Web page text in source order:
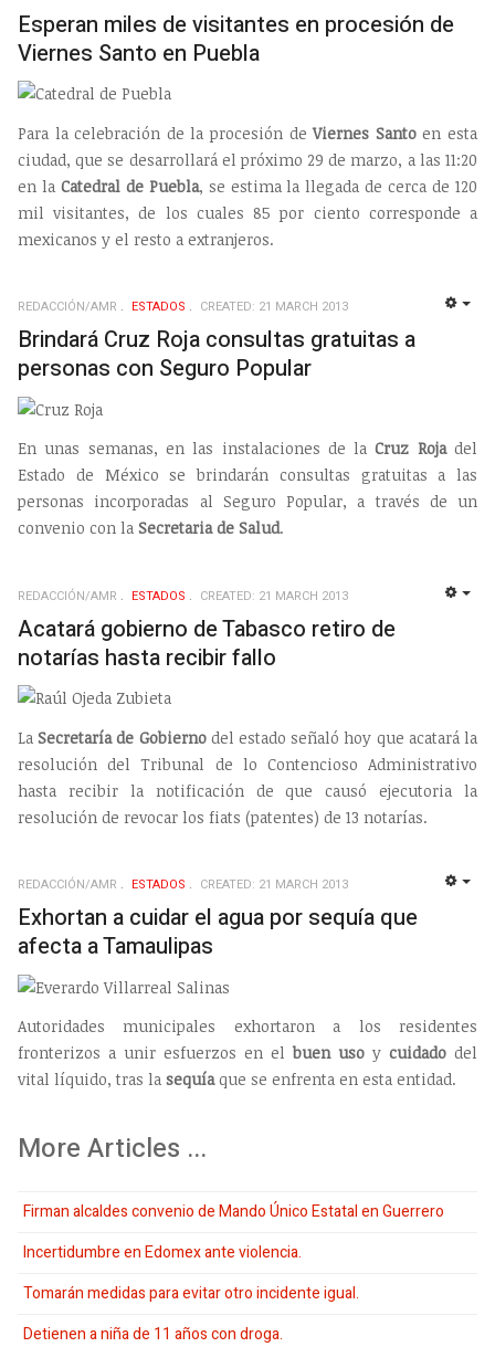
Esperan miles de visitantes en procesión de
Viernes Santo en Puebla
Para la celebración de la procesión deViernes Santoen esta
ciudad, que se desarrollará el próximo 29 de marzo, a las 11:20
en la Catedral de Puebla, se estima la llegada de cerca de 120
mil visitantes, de los cuales 85 por ciento corresponde a
mexicanos y el resto a extranjeros.
REDACCIÓN/AMR ESTADOS CREATED: 21 MARCH 2013
Brindará Cruz Roja consultas gratuitas a
personas con Seguro Popular
En unas semanas, en las instalaciones de laCruz Rojadel
Estado de México se brindarán consultas gratuitas a las
personas incorporadas al Seguro Popular, a través de un
convenio con la Secretaria de Salud.
REDACCIÓN/AMR ESTADOS CREATED: 21 MARCH 2013
Acatará gobierno de Tabasco retiro de
notarías hasta recibir fallo
LaSecretaría de Gobiernodel estado señaló hoy que acatará la
resolución del Tribunal de lo Contencioso Administrativo
hasta recibir la notificación de que causó ejecutoria la
resolución de revocar los fiats (patentes) de 13 notarías.
REDACCIÓN/AMR ESTADOS CREATED: 21 MARCH 2013
Exhortan a cuidar el agua por sequía que
afecta a Tamaulipas
Autoridades municipales exhortaron a los residentes
fronterizos a unir esfuerzos en elbuen uso y cuidado del
vital líquido, tras la sequíaque se enfrenta en esta entidad.
More Articles ...
Firman alcaldes convenio de Mando Único Estatal en Guerrero
Incertidumbre en Edomex ante violencia.
Tomarán medidas para evitar otro incidente igual.
Detienen a niña de 11 años con droga.